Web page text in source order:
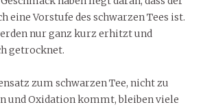
eine Vorstufe des schwarzen Tees ist.
nur ganz kurz erhitzt und
getrocknet.
zum schwarzen Tee, nicht zu
und Oxidation kommt, bleiben viele